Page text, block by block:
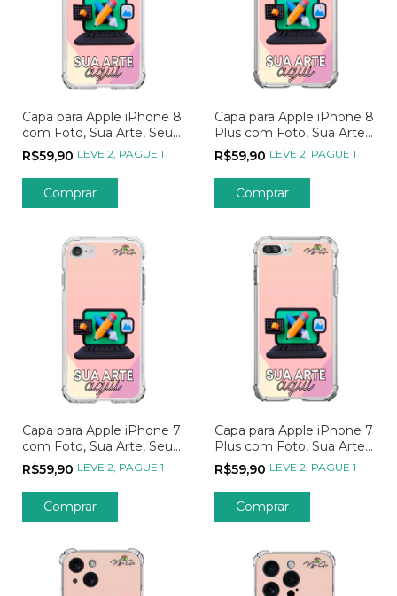
Capa para Apple iPhone 8
com Foto, Sua Arte, Seu
Jeito, Sua Estampa
R$59,90 LEVE 2, PAGUE 1
Comprar
Capa para Apple iPhone 8
Plus com Foto, Sua Arte,
Seu Jeito, Sua Estampa
R$59,90 LEVE 2, PAGUE 1
Comprar
Capa para Apple iPhone 7
com Foto, Sua Arte, Seu
Jeito, Sua Estampa
R$59,90 LEVE 2, PAGUE 1
Comprar
Capa para Apple iPhone 7
Plus com Foto, Sua Arte,
Seu Jeito, Sua Estampa
R$59,90 LEVE 2, PAGUE 1
Comprar